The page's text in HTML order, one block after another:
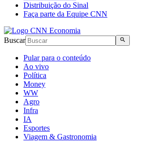
Distribuição do Sinal
Faça parte da Equipe CNN
Buscar
Pular para o conteúdo
Ao vivo
Política
Money
WW
Agro
Infra
IA
Esportes
Viagem & Gastronomia